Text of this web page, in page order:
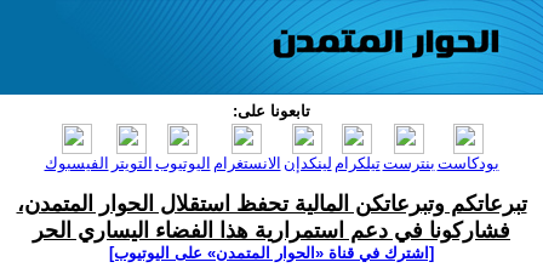
تابعونا على:
الفيسبوك التويتر اليوتيوب الانستغرام لينكدإن تيلكرامبنترست بودكاست
تبرعاتكم وتبرعاتكن المالية تحفظ استقلال الحوار المتمدن،
فشاركونا في دعم استمرارية هذا الفضاء اليساري الحر
[اشترك في قناة ‫«الحوار المتمدن» على اليوتيوب]